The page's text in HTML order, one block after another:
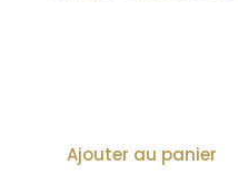
Ajouter au panier